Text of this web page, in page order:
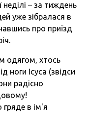
неділі – за тиждень
уже зібралася в
про приїзд
одягом, хтось
ноги Ісуса (звідси
радісно
гряде в ім'я